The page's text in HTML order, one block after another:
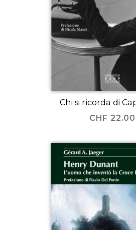
Chi si ricorda di
CHF 22.00